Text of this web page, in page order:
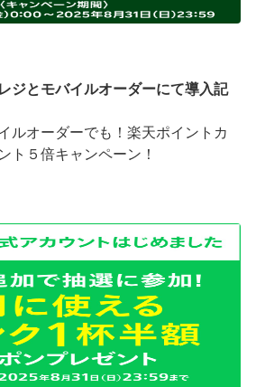
ジとモバイルオーダーにて導入記
ルオーダーでも！楽天ポイントカ
ト５倍キャンペーン！